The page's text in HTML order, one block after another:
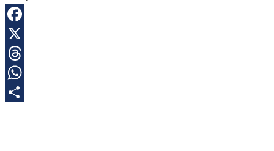
Facebook
X
Threads
WhatsApp